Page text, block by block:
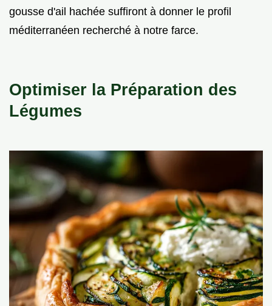
gousse d'ail hachée suffiront à donner le profil
méditerranéen recherché à notre farce.
Optimiser la Préparation des
Légumes